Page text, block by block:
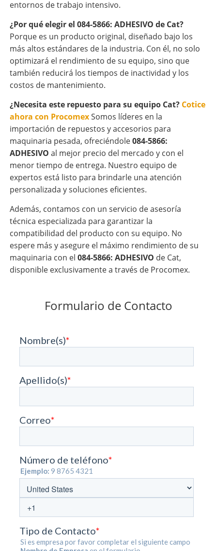
entornos de trabajo intensivo.
¿Por qué elegir el 084-5866: ADHESIVO de Cat?
Porque es un producto original, diseñado bajo los
más altos estándares de la industria. Con él, no solo
optimizará el rendimiento de su equipo, sino que
también reducirá los tiempos de inactividad y los
costos de mantenimiento.
¿Necesita este repuesto para su equipo Cat? Cotice
ahora con ProcomexSomos líderes en la
importación de repuestos y accesorios para
maquinaria pesada, ofreciéndole084-5866:
ADHESIVO al mejor precio del mercado y con el
menor tiempo de entrega. Nuestro equipo de
expertos está listo para brindarle una atención
personalizada y soluciones eficientes.
Además, contamos con un servicio de asesoría
técnica especializada para garantizar la
compatibilidad del producto con su equipo. No
espere más y asegure el máximo rendimiento de su
maquinaria con el 084-5866: ADHESIVO de Cat,
disponible exclusivamente a través de Procomex.
Formulario de Contacto